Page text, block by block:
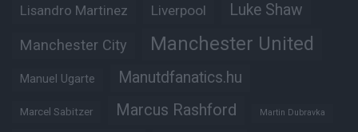
Lisandro Martinez Liverpool Luke Shaw
Manchester City Manchester United
Manuel Ugarte Manutdfanatics.hu
Marcel Sabitzer Marcus Rashford Martin Dubravka